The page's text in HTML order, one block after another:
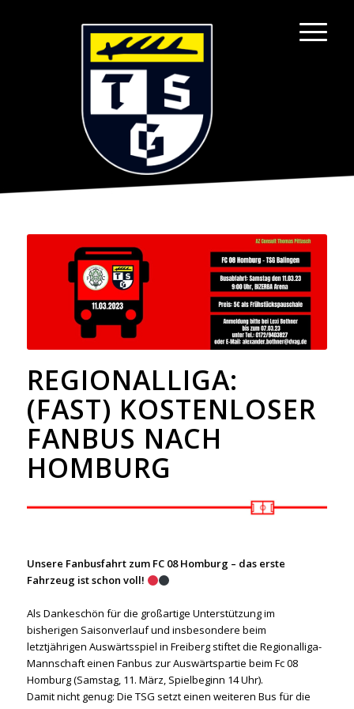
REGIONALLIGA:
(FAST) KOSTENLOSER
FANBUS NACH
HOMBURG
Unsere Fanbusfahrt zum FC 08 Homburg– das erste
Fahrzeug ist schon voll!
Als Dankeschön für die großartige Unterstützung im
bisherigen Saisonverlauf und insbesondere beim
letztjährigen Auswärtsspiel in Freiberg stiftet die Regionalliga-
Mannschaft einen Fanbus zur Auswärtspartie beim Fc 08
Homburg (Samstag, 11. März, Spielbeginn 14 Uhr).
Damit nicht genug: Die TSG setzt einen weiteren Bus für die